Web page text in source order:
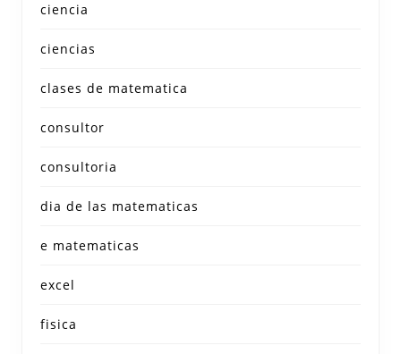
ciencia
ciencias
clases de matematica
consultor
consultoria
dia de las matematicas
e matematicas
excel
fisica